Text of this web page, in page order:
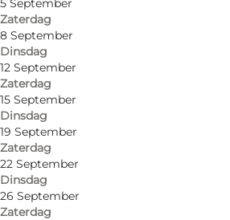
5 September
Zaterdag
8 September
Dinsdag
12 September
Zaterdag
15 September
Dinsdag
19 September
Zaterdag
22 September
Dinsdag
26 September
Zaterdag
Foto Galleri Kragh - Gråsten
Gallery Kragh, with two locations: